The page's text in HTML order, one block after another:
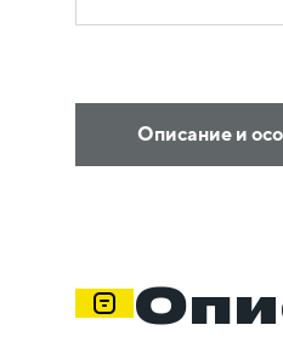
Описание и